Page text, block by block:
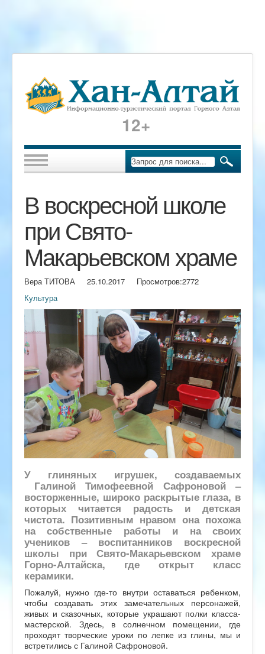
12+
В воскресной школе
при Свято-
Макарьевском храме
Вера ТИТОВА 25.10.2017 Просмотров:2772
Культура
У глиняных игрушек, создаваемых
Галиной Тимофеевной Сафроновой –
восторженные, широко раскрытые глаза, в
которых читается радость и детская
чистота. Позитивным нравом она похожа
на собственные работы и на своих
учеников – воспитанников воскресной
школы при Свято-Макарьевском храме
Горно-Алтайска, где открыт класс
керамики.
Пожалуй, нужно где-то внутри оставаться ребенком,
чтобы создавать этих замечательных персонажей,
живых и сказочных, которые украшают полки класса-
мастерской. Здесь, в солнечном помещении, где
проходят творческие уроки по лепке из глины, мы и
встретились с Галиной Сафроновой.